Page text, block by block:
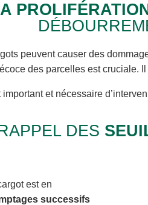
peuvent causer des
des parcelles est cruciale.
et nécessaire
DES
est en
successifs